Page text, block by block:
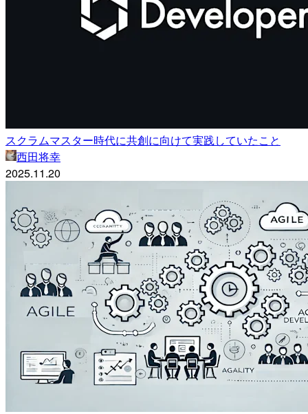
スクラムマスター時代に共創に向けて実践していたこと
西田将幸
2025.11.20